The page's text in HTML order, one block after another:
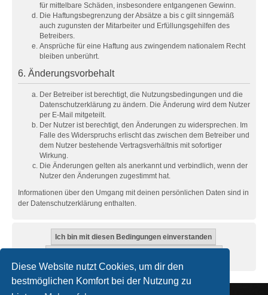
Diese Website nutzt Cookies, um dir den
bestmöglichen Komfort bei der Nutzung zu
für mittelbare Schäden, insbesondere entgangenen Gewinn.
Die Haftungsbegrenzung der Absätze a bis c gilt sinngemäß
auch zugunsten der Mitarbeiter und Erfüllungsgehilfen des
Betreibers.
Ansprüche für eine Haftung aus zwingendem nationalem Recht
bleiben unberührt.
6. Änderungsvorbehalt
Der Betreiber ist berechtigt, die Nutzungsbedingungen und die
Datenschutzerklärung zu ändern. Die Änderung wird dem Nutzer
per E-Mail mitgeteilt.
Der Nutzer ist berechtigt, den Änderungen zu widersprechen. Im
Falle des Widerspruchs erlischt das zwischen dem Betreiber und
dem Nutzer bestehende Vertragsverhältnis mit sofortiger
Wirkung.
Die Änderungen gelten als anerkannt und verbindlich, wenn der
Nutzer den Änderungen zugestimmt hat.
Informationen über den Umgang mit deinen persönlichen Daten sind in
der Datenschutzerklärung enthalten.